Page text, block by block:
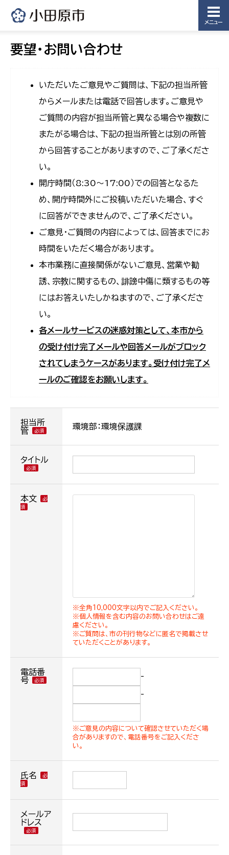
メニュー
要望・お問い合わせ
いただいたご意見やご質問は、下記の担当所管
からメールまたは電話で回答します。ご意見や
ご質問の内容が担当所管と異なる場合や複数に
またがる場合は、下記の担当所管とは別の所管
から回答することがありますので、ご了承くださ
い。
開庁時間（8:30〜17:00）での回答となるた
め、開庁時間外にご投稿いただいた場合、すぐ
に回答ができませんので、ご了承ください。
ご意見・ご質問の内容によっては、回答までにお
時間をいただく場合があります。
本市業務に直接関係がないご意見、営業や勧
誘、宗教に関するもの、誹謗中傷に類するもの等
にはお答えいたしかねますので、ご了承くださ
い。
各メールサービスの迷惑対策として、本市から
の受け付け完了メールや回答メールがブロック
されてしまうケースがあります。受け付け完了メ
ールのご確認をお願いします。
担当所
管
環境部：環境保護課
タイトル
本文
※全角10,000文字以内でご記入ください。
※個人情報を含む内容のお問い合わせはご遠
慮ください。
※ご質問は、市の刊行物などに匿名で掲載させ
ていただくことがあります。
電話番
号
-
-
※ご意見の内容について確認させていただく場
合がありますので、電話番号をご記入くださ
い。
氏名
メールア
ドレス